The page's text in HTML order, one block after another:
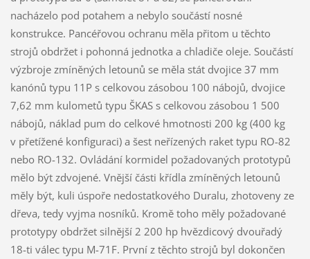
nacházelo pod potahem a nebylo součástí nosné
konstrukce. Pancéřovou ochranu měla přitom u těchto
strojů obdržet i pohonná jednotka a chladiče oleje. Součástí
výzbroje zmíněných letounů se měla stát dvojice 37 mm
kanónů typu 11P s celkovou zásobou 100 nábojů, dvojice
7,62 mm kulometů typu ŠKAS s celkovou zásobou 1 500
nábojů, náklad pum do celkové hmotnosti 200 kg (400 kg
v přetížené konfiguraci) a šest neřízených raket typu RO-82
nebo RO-132. Ovládání kormidel požadovaných prototypů
mělo být zdvojené. Vnější části křídla zmíněných letounů
měly být, kuli úspoře nedostatkového Duralu, zhotoveny ze
dřeva, tedy vyjma nosníků. Kromě toho měly požadované
prototypy obdržet silnější 2 200 hp hvězdicový dvouřadý
18-ti válec typu M-71F. První z těchto strojů byl dokončen